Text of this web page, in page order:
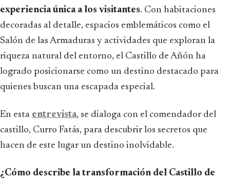
experiencia única a los visitantes. Con habitaciones
decoradas al detalle, espacios emblemáticos como el
Salón de las Armaduras y actividades que exploran la
riqueza natural del entorno, el Castillo de Añón ha
logrado posicionarse como un destino destacado para
quienes buscan una escapada especial.
En esta entrevista, se dialoga con el comendador del
castillo, Curro Fatás, para descubrir los secretos que
hacen de este lugar un destino inolvidable.
¿Cómo describe la transformación del Castillo de